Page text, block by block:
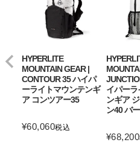
HYPERLITE
MOUNTAIN GEAR |
CONTOUR 35 ハイパ
ーライトマウンテンギ
ア コンツアー35
¥60,060税込
イパー
ンギア
ン40 バ
¥68,200